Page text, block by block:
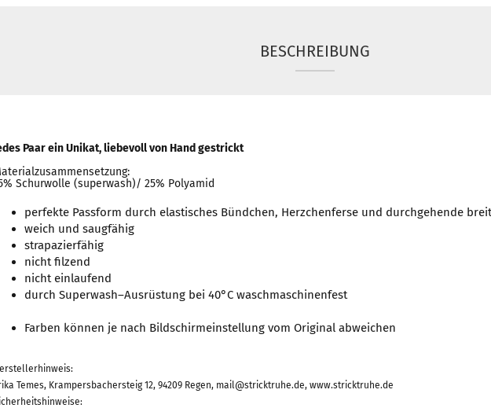
BESCHREIBUNG
Paar ein Unikat, liebevoll von Hand gestrickt
Schurwolle (superwash)/ 25% Polyamid
perfekte Passform durch elastisches Bündchen, Herzchenferse und durchgehende
weich und saugfähig
strapazierfähig
nicht filzend
nicht einlaufend
durch Superwash–Ausrüstung bei 40°C waschmaschinenfest
Farben können je nach Bildschirmeinstellung vom Original abweichen
Temes, Krampersbachersteig 12, 94209 Regen, mail@stricktruhe.de, www.stricktruhe.de